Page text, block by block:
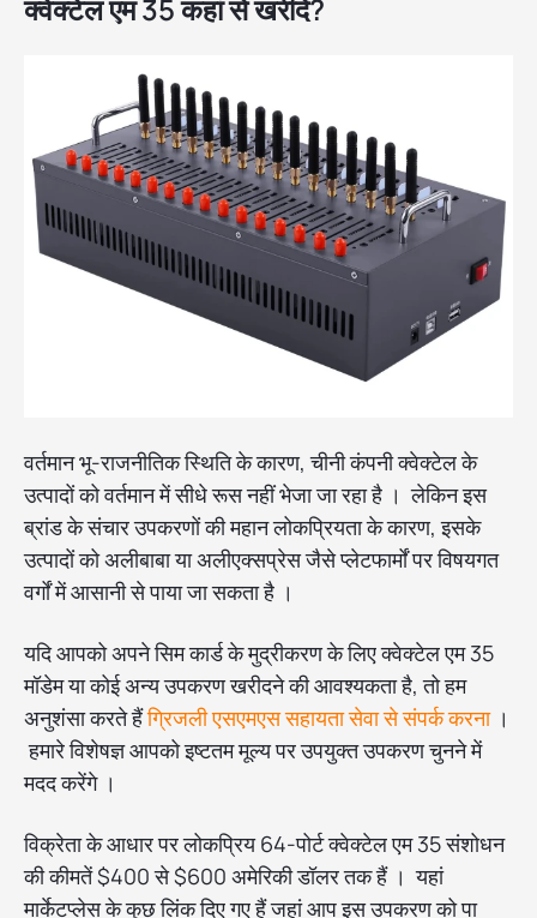
क्वेक्टेल एम 35 कहां से खरीदें?
वर्तमान भू-राजनीतिक स्थिति के कारण, चीनी कंपनी क्वेक्टेल के
उत्पादों को वर्तमान में सीधे रूस नहीं भेजा जा रहा है । लेकिन इस
ब्रांड के संचार उपकरणों की महान लोकप्रियता के कारण, इसके
उत्पादों को अलीबाबा या अलीएक्सप्रेस जैसे प्लेटफार्मों पर विषयगत
वर्गों में आसानी से पाया जा सकता है ।
यदि आपको अपने सिम कार्ड के मुद्रीकरण के लिए क्वेक्टेल एम 35
मॉडेम या कोई अन्य उपकरण खरीदने की आवश्यकता है, तो हम
अनुशंसा करते हैंग्रिजली एसएमएस सहायता सेवा से संपर्क करना।
हमारे विशेषज्ञ आपको इष्टतम मूल्य पर उपयुक्त उपकरण चुनने में
मदद करेंगे ।
विक्रेता के आधार पर लोकप्रिय 64-पोर्ट क्वेक्टेल एम 35 संशोधन
की कीमतें $400 से $600 अमेरिकी डॉलर तक हैं । यहां
मार्केटप्लेस के कुछ लिंक दिए गए हैं जहां आप इस उपकरण को पा